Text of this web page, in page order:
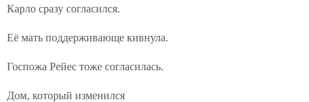
Карло сразу согласился.
Её мать поддерживающе кивнула.
Госпожа Рейес тоже согласилась.
Дом, который изменился